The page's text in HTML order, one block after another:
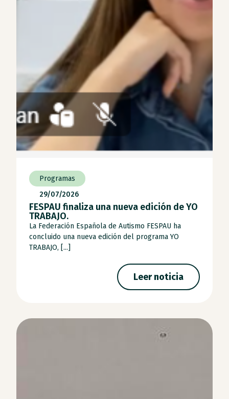
Programas
29/07/2026
FESPAU finaliza una nueva edición de YO
TRABAJO.
La Federación Española de Autismo FESPAU ha
concluido una nueva edición del programa YO
TRABAJO, [...]
Leer noticia